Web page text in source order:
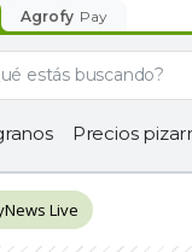
Agrofy Pay
Precios
Live